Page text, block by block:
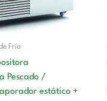
Frío
Pescado /
estático +